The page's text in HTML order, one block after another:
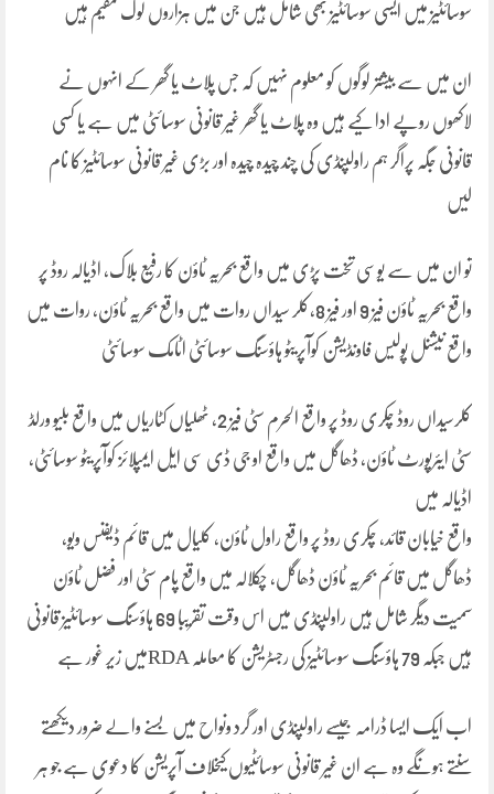
سوسائٹیز میں ایسی سوسائٹیز بھی شامل ہیں جن میں ہزاروں لوگ مقیم ہیں
ان میں سے بیشتر لوگوں کو معلوم نہیں کہ جس پلاٹ یا گھر کے انہوں نے
لاکھوں روپے ادا کیے ہیں وہ پلاٹ یا گھر غیر قانونی سوسائٹی میں ہے یا کسی
قانونی جگہ پراگر ہم راولپنڈی کی چند چیدہ چیدہ اور بڑی غیر قانونی سوسائٹیز کا نام
لیں
تو ان میں سے یوسی تخت پڑی میں واقع بحریہ ٹاؤن کا رفیع بلاک، اڈیالہ روڈ پر
واقع بحریہ ٹاؤن فیز 9 اور فیز 8،کلر سیداں روات میں واقع بحریہ ٹاؤن، روات میں
واقع نیشنل پولیس فاونڈیشن کوآپریٹو ہاؤسنگ سوسائٹی اٹامک سوسائٹی
کلرسیداں روڈ چکری روڈ پر واقع الحرم سٹی فیز 2، ٹھلیاں کٹاریاں میں واقع بلیو ورلڈ
سٹی ایئرپورٹ ٹاؤن، ڈھاگل میں واقع او جی ڈی سی ایل ایمپلائز کوآپریٹو سوسائٹی،
اڈیالہ میں
واقع خیابان قائد، چکری روڈ پر واقع راول ٹاؤن، کلیال میں قائم ڈیفنس ویو،
ڈھاگل میں قائم بحریہ ٹاؤن ڈھاگل، چکلالہ میں واقع پام سٹی اور فضل ٹاؤن
سمیت دیگر شامل ہیں راولپنڈی میں اس وقت تقریبا 69 ہاؤسنگ سوسائٹیز قانونی
ہیں جبکہ 79 ہاؤسنگ سوسائٹیز کی رجسٹریشن کا معاملہ RDAمیں زیر غور ہے
اب ایک ایسا ڈرامہ جیسے راولپنڈی اور گرد ونواح میں بسنے والے ضرور دیکھتے
سنتے ہونگے وہ ہے ان غیر قانونی سوسائٹیوں کیخلاف آپریشن کا دعوی ہے جو ہر